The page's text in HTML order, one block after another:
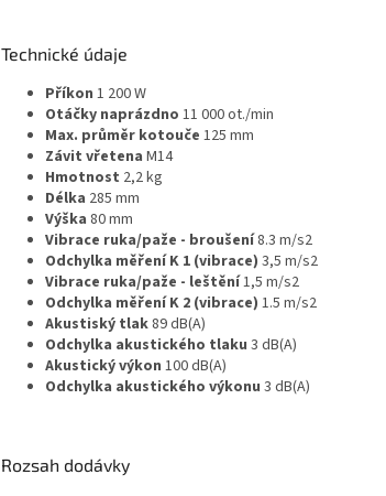
Technické údaje
Příkon 1 200 W
Otáčky naprázdno 11 000 ot./min
Max. průměr kotouče 125 mm
Závit vřetena M14
Hmotnost 2,2 kg
Délka 285 mm
Výška 80 mm
Vibrace ruka/paže - broušení8.3 m/s2
Odchylka měření K 1 (vibrace) 3,5 m/s2
Vibrace ruka/paže - leštění1,5 m/s2
Odchylka měření K 2 (vibrace) 1.5 m/s2
Akustiský tlak89 dB(A)
Odchylka akustického tlaku 3 dB(A)
Akustický výkon 100 dB(A)
Odchylka akustického výkonu 3 dB(A)
Rozsah dodávky